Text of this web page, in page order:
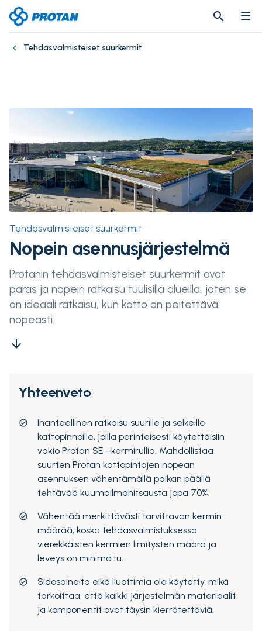
search
search
Tehdasvalmisteiset suurkermit
Tehdasvalmisteiset suurkermit
Nopein asennusjärjestelmä
Protanin tehdasvalmisteiset suurkermit ovat
paras ja nopein ratkaisu tuulisilla alueilla, joten se
on ideaali ratkaisu, kun katto on peitettävä
nopeasti.
arrow_downward
Yhteenveto
Ihanteellinen ratkaisu suurille ja selkeille
kattopinnoille, joilla perinteisesti käytettäisiin
vakio Protan SE –kermirullia. Mahdollistaa
suurten Protan kattopintojen nopean
asennuksen vähentämällä paikan päällä
tehtävää kuumailmahitsausta jopa 70%.
Vähentää merkittävästi tarvittavan kermin
määrää, koska tehdasvalmistuksessa
vierekkäisten kermien limitysten määrä ja
leveys on minimoitu.
Sidosaineita eikä liuottimia ole käytetty, mikä
tarkoittaa, että kaikki järjestelmän materiaalit
ja komponentit ovat täysin kierrätettäviä.